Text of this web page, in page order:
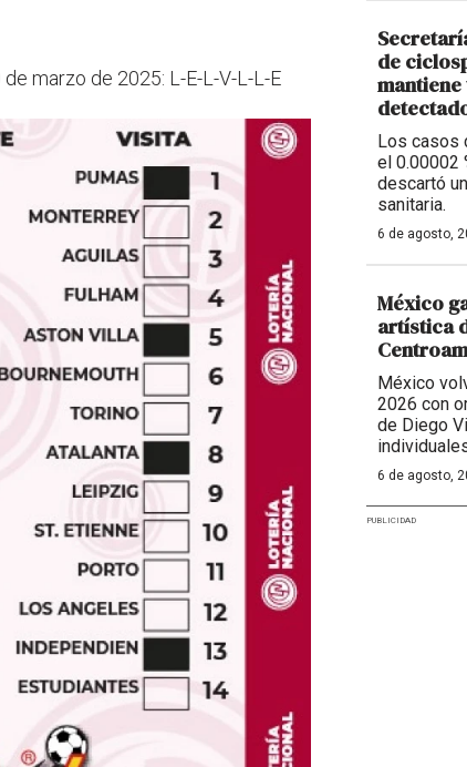
marzo de 2025: L-E-L-V-L-L-E
de
Los casos
el 0.00002
descartó
sanitaria.
6 de agosto,
México
artística
México
2026 con
de Diego
6 de agosto,
PUBLICIDAD